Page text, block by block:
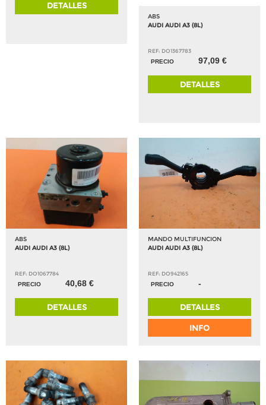
DETALLES
ABS
AUDI AUDI A3 (8L)
REF: DO1367783
PRECIO
97,09 €
DETALLES
ABS
AUDI AUDI A3 (8L)
REF: DO1067784
PRECIO
40,68 €
DETALLES
MANDO MULTIFUNCION
AUDI AUDI A3 (8L)
REF: DO942165
PRECIO
-
DETALLES
INFO